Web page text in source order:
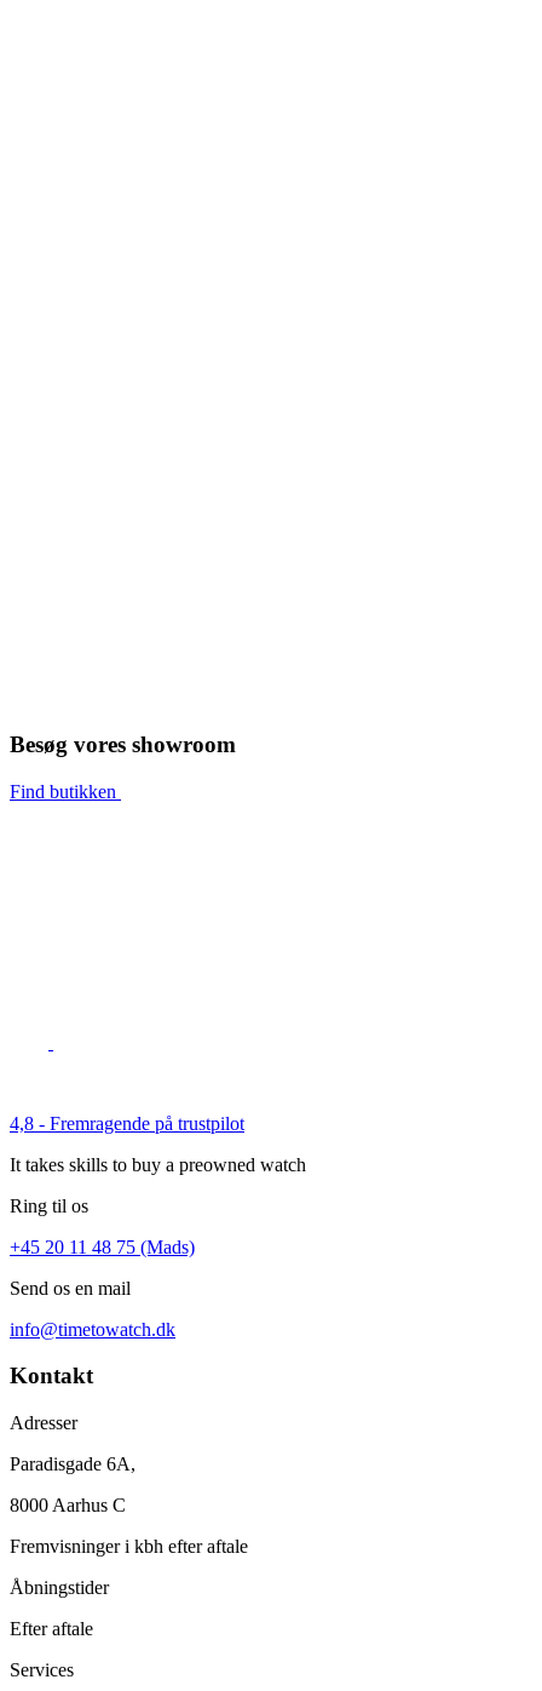
Besøg vores showroom
Find butikken
4,8 - Fremragende på trustpilot
It takes skills to buy a preowned watch
Ring til os
+45 20 11 48 75 (Mads)
Send os en mail
info@timetowatch.dk
Kontakt
Adresser
Paradisgade 6A,
8000 Aarhus C
Fremvisninger i kbh efter aftale
Åbningstider
Efter aftale
Services